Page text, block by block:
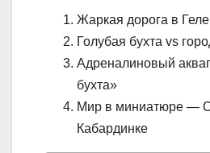
Жаркая дорога в
Голубая бухта vs
Адреналиновый
бухта»
Мир в миниатюре —
Кабардинке